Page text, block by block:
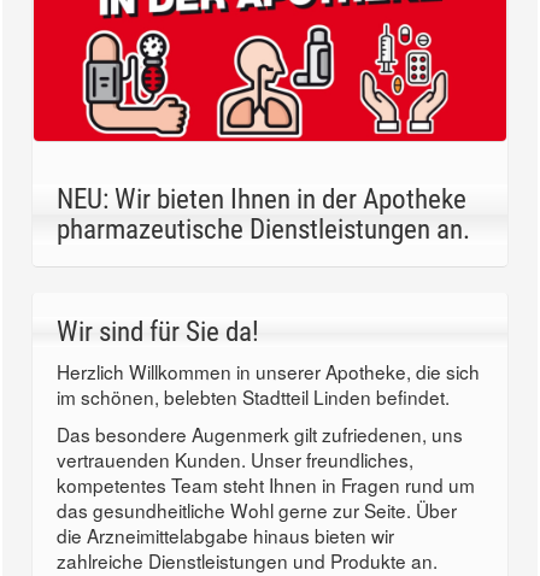
NEU: Wir bieten Ihnen in der Apotheke
pharmazeutische Dienstleistungen an.
Wir sind für Sie da!
Herzlich Willkommen in unserer Apotheke, die sich
im schönen, belebten Stadtteil Linden befindet.
Das besondere Augenmerk gilt zufriedenen, uns
vertrauenden Kunden. Unser freundliches,
kompetentes Team steht Ihnen in Fragen rund um
das gesundheitliche Wohl gerne zur Seite. Über
die Arzneimittelabgabe hinaus bieten wir
zahlreiche Dienstleistungen und Produkte an.